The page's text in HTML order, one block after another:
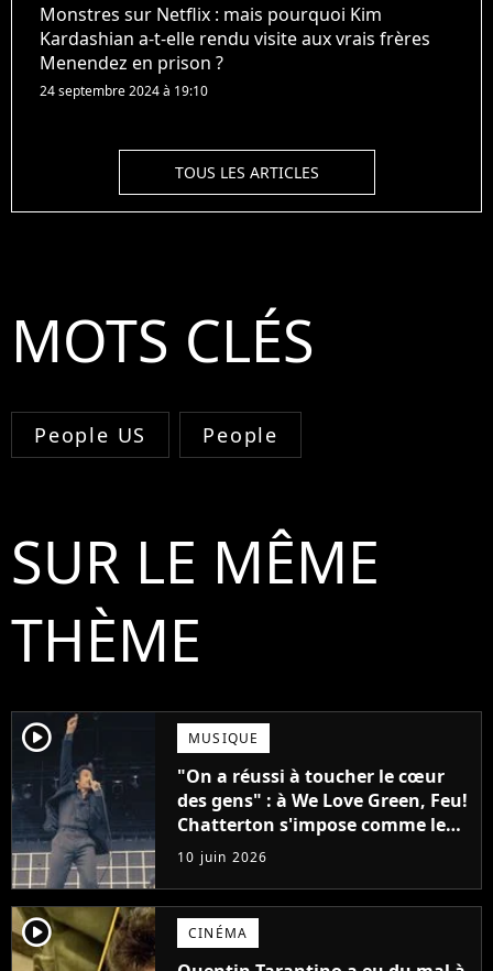
Monstres sur Netflix : mais pourquoi Kim
Kardashian a-t-elle rendu visite aux vrais frères
Menendez en prison ?
24 septembre 2024 à 19:10
TOUS LES ARTICLES
MOTS CLÉS
People US People
SUR LE MÊME
THÈME
player2 MUSIQUE
"On a réussi à toucher le cœur
des gens" : à We Love Green, Feu!
Chatterton s'impose comme le
groupe rock français de sa
génération
10 juin 2026
player2 CINÉMA